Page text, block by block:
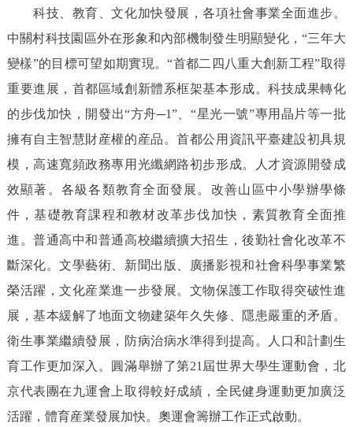
科技、教育、文化加快發展，各項社會事業全面進步。
中關村科技園區外在形象和內部機制發生明顯變化，“三年大
變樣”的目標可望如期實現。“首都二四八重大創新工程”取得
重要進展，首都區域創新體系框架基本形成。科技成果轉化
的步伐加快，開發出“方舟─1”、“星光一號”專用晶片等一批
擁有自主智慧財産權的産品。首都公用資訊平臺建設初具規
模，高速寬頻政務專用光纖網路初步形成。人才資源開發成
效顯著。各級各類教育全面發展。改善山區中小學辦學條
件，基礎教育課程和教材改革步伐加快，素質教育全面推
進。普通高中和普通高校繼續擴大招生，後勤社會化改革不
斷深化。文學藝術、新聞出版、廣播影視和社會科學事業繁
榮活躍，文化産業進一步發展。文物保護工作取得突破性進
展，基本緩解了地面文物建築年久失修、隱患嚴重的矛盾。
衛生事業繼續發展，防病治病水準得到提高。人口和計劃生
育工作更加深入。圓滿舉辦了第21屆世界大學生運動會，北
京代表團在九運會上取得較好成績，全民健身運動更加廣泛
活躍，體育産業發展加快。奧運會籌辦工作正式啟動。